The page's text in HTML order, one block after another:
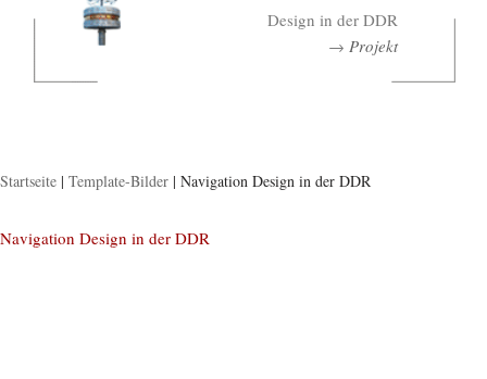
Design in der DDR
→ Projekt
Startseite | Template-Bilder | Navigation Design in der DDR
Navigation Design in der DDR